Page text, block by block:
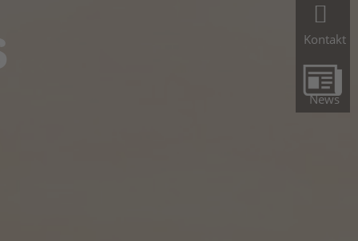
Kontakt
News